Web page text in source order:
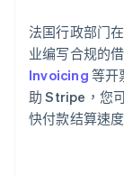
法国行政部门
业编写合规的
Invoicing 等开
助 Stripe，您
快付款结算速度
阿联酋
English